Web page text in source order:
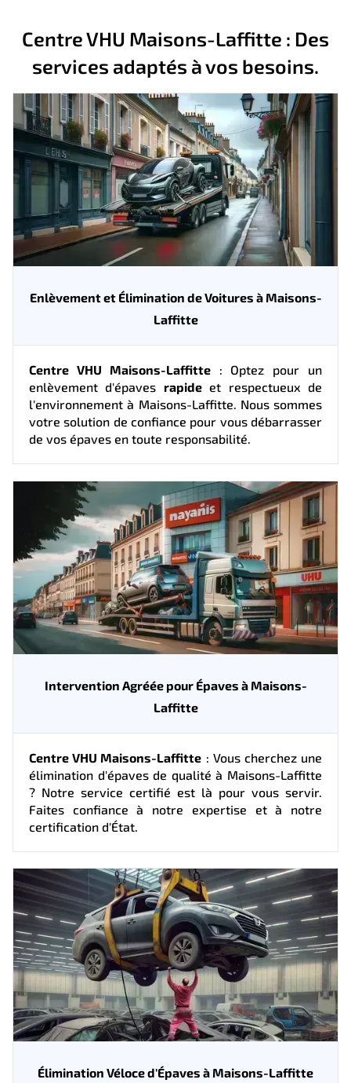
Centre VHU Maisons-Laffitte : Des
services adaptés à vos besoins.
Enlèvement et Élimination de Voitures à Maisons-
Laffitte
Centre VHU Maisons-Laffitte: Optez pour un
enlèvement d'épaves rapideet respectueux de
l'environnement à Maisons-Laffitte. Nous sommes
votre solution de confiance pour vous débarrasser
de vos épaves en toute responsabilité.
Intervention Agréée pour Épaves à Maisons-
Laffitte
Centre VHU Maisons-Laffitte : Vous cherchez une
élimination d'épaves de qualité à Maisons-Laffitte
? Notre service certifié est là pour vous servir.
Faites confiance à notre expertise et à notre
certification d'État.
Élimination Véloce d'Épaves à Maisons-Laffitte